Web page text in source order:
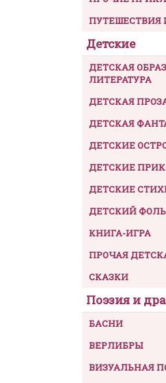
ПУТЕШЕСТВИЯ
Детские
ДЕТСКАЯ
ЛИТЕРАТУРА
ДЕТСКАЯ
ДЕТСКАЯ
ДЕТСКИЕ
ДЕТСКИЕ
ДЕТСКИЕ
ДЕТСКИЙ
КНИГА-ИГРА
ПРОЧАЯ
СКАЗКИ
Поэзия и
БАСНИ
ВЕРЛИБРЫ
ВИЗУАЛЬНАЯ